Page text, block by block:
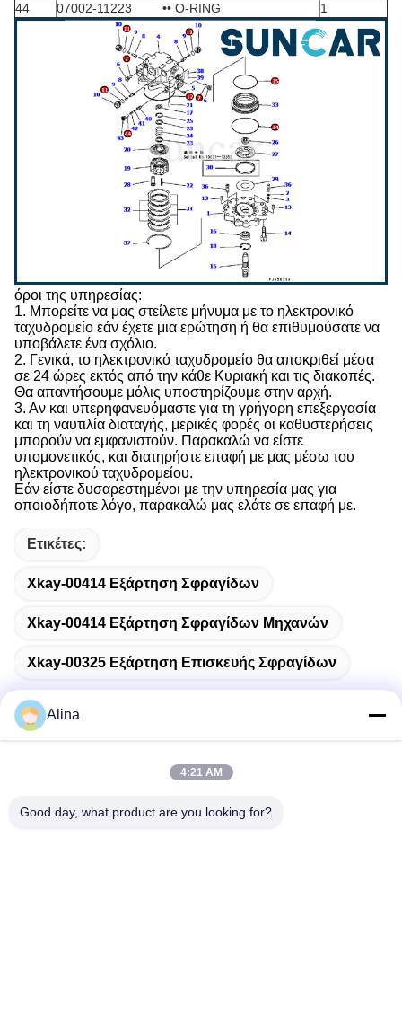
44
07002-11223 •• O-RING 1
όροι της υπηρεσίας:
1. Μπορείτε να μας στείλετε μήνυμα με το ηλεκτρονικό
ταχυδρομείο εάν έχετε μια ερώτηση ή θα επιθυμούσατε να
υποβάλετε ένα σχόλιο.
2. Γενικά, το ηλεκτρονικό ταχυδρομείο θα αποκριθεί μέσα
σε 24 ώρες εκτός από την κάθε Κυριακή και τις διακοπές.
Θα απαντήσουμε μόλις υποστηρίζουμε στην αρχή.
3. Αν και υπερηφανευόμαστε για τη γρήγορη επεξεργασία
και τη ναυτιλία διαταγής, μερικές φορές οι καθυστερήσεις
μπορούν να εμφανιστούν. Παρακαλώ να είστε
υπομονετικός, και διατηρήστε επαφή με μας μέσω του
ηλεκτρονικού ταχυδρομείου.
Εάν είστε δυσαρεστημένοι με την υπηρεσία μας για
οποιοδήποτε λόγο, παρακαλώ μας ελάτε σε επαφή με.
Ετικέτες:
Xkay-00414 Εξάρτηση Σφραγίδων
Xkay-00414 Εξάρτηση Σφραγίδων Μηχανών
Xkay-00325 Εξάρτηση Επισκευής Σφραγίδων
Γρήγορη επικοινωνία
Διεύθυνση
Alina
4:21 AM
Good day, what product are you looking for?